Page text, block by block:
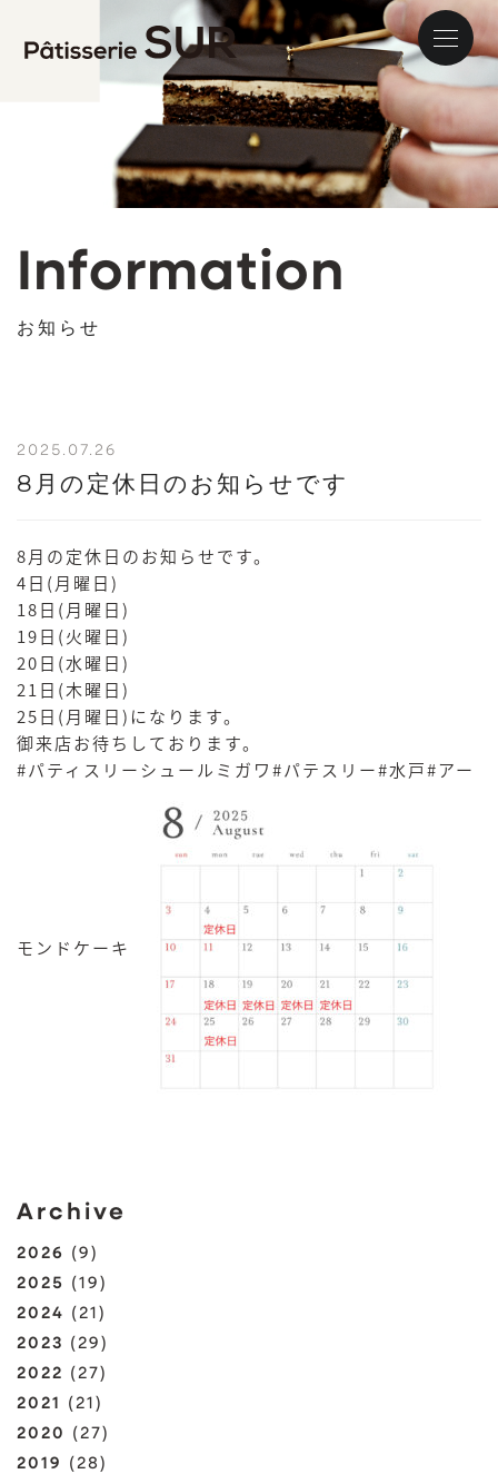
パティス
Information
お知らせ
2025.07.26
8月の定休日のお知らせです
8月の定休日のお知らせです。
4日(月曜日)
18日(月曜日)
19日(火曜日)
20日(水曜日)
21日(木曜日)
25日(月曜日)になります。
御来店お待ちしております。
#パティスリーシュールミガワ#パテスリー#水戸#アー
モンドケーキ
Archive
2026 (9)
2025 (19)
2024 (21)
2023 (29)
2022 (27)
2021 (21)
2020 (27)
2019 (28)